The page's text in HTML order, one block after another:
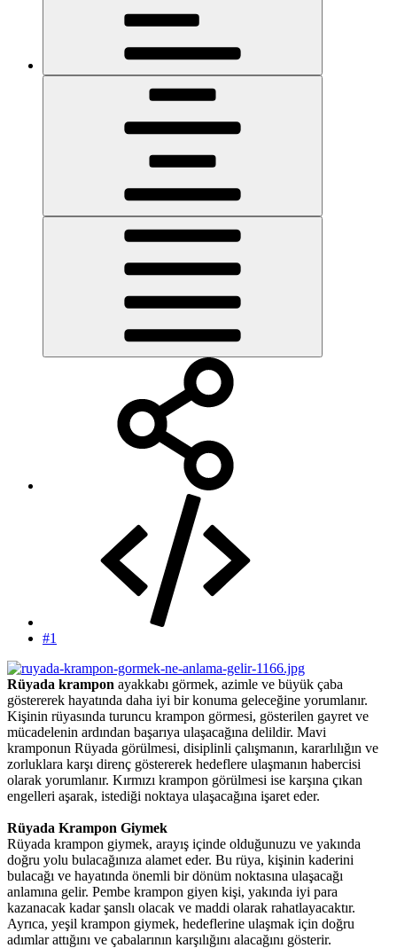
#1
Rüyada krampon ayakkabı görmek, azimle ve büyük çaba
göstererek hayatında daha iyi bir konuma geleceğine yorumlanır.
Kişinin rüyasında turuncu krampon görmesi, gösterilen gayret ve
mücadelenin ardından başarıya ulaşacağına delildir. Mavi
kramponun Rüyada görülmesi, disiplinli çalışmanın, kararlılığın ve
zorluklara karşı direnç göstererek hedeflere ulaşmanın habercisi
olarak yorumlanır. Kırmızı krampon görülmesi ise karşına çıkan
engelleri aşarak, istediği noktaya ulaşacağına işaret eder.
Rüyada Krampon Giymek
Rüyada krampon giymek, arayış içinde olduğunuzu ve yakında
doğru yolu bulacağınıza alamet eder. Bu rüya, kişinin kaderini
bulacağı ve hayatında önemli bir dönüm noktasına ulaşacağı
anlamına gelir. Pembe krampon giyen kişi, yakında iyi para
kazanacak kadar şanslı olacak ve maddi olarak rahatlayacaktır.
Ayrıca, yeşil krampon giymek, hedeflerine ulaşmak için doğru
adımlar attığını ve çabalarının karşılığını alacağını gösterir.